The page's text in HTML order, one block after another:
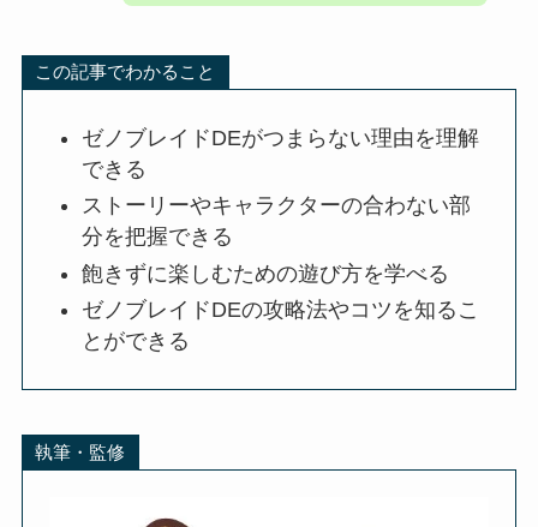
この記事でわかること
ゼノブレイドDEがつまらない理由を理解
できる
ストーリーやキャラクターの合わない部
分を把握できる
飽きずに楽しむための遊び方を学べる
ゼノブレイドDEの攻略法やコツを知るこ
とができる
執筆・監修